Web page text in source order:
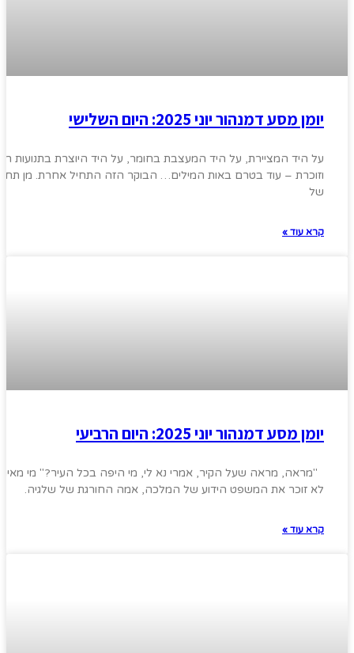
יומן מסע דמנהור יוני 2025: היום השלישי
על היד המציירת, על היד המעצבת בחומר, על היד היוצרת בתנועות
וזוכרת – עוד בטרם באות המילים… הבוקר הזה התחיל אחרת. מן
של
קרא עוד »
יומן מסע דמנהור יוני 2025: היום הרביעי
"מראה, מראה שעל הקיר, אמרי נא לי, מי היפה בכל העיר?" מי
לא זוכר את המשפט הידוע של המלכה, אמה החורגת של שלגיה.
קרא עוד »